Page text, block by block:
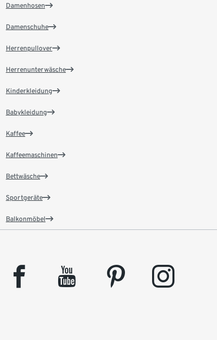
Damenhosen
Damenschuhe
Herrenpullover
Herrenunterwäsche
Kinderkleidung
Babykleidung
Kaffee
Kaffeemaschinen
Bettwäsche
Sportgeräte
Balkonmöbel
facebook youtube pinterest instagram